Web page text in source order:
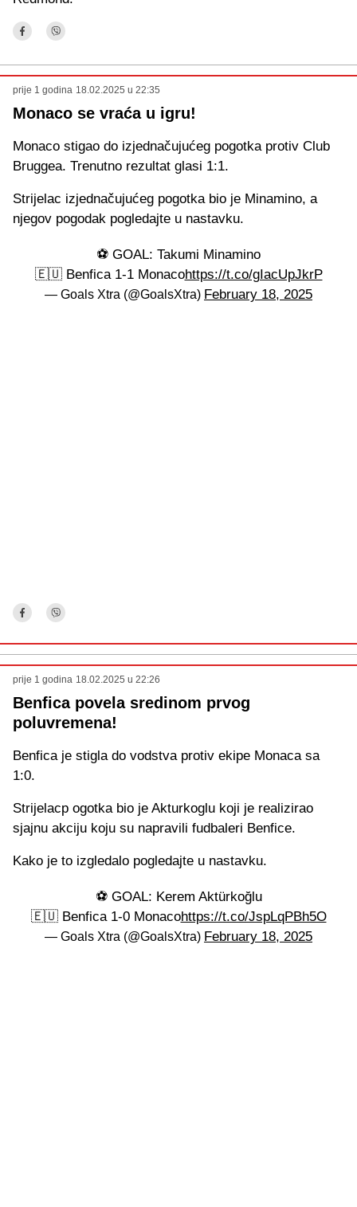
prije 1 godina 18.02.2025 u 22:35
Monaco se vraća u igru!
Monaco stigao do izjednačujućeg pogotka protiv Club
Bruggea. Trenutno rezultat glasi 1:1.
Strijelac izjednačujućeg pogotka bio je Minamino, a
njegov pogodak pogledajte u nastavku.
⚽️ GOAL: Takumi Minamino
🇪🇺 Benfica 1-1 Monacohttps://t.co/gIacUpJkrP
— Goals Xtra (@GoalsXtra) February 18, 2025
prije 1 godina 18.02.2025 u 22:26
Benfica povela sredinom prvog
poluvremena!
Benfica je stigla do vodstva protiv ekipe Monaca sa
1:0.
Strijelacp ogotka bio je Akturkoglu koji je realizirao
sjajnu akciju koju su napravili fudbaleri Benfice.
Kako je to izgledalo pogledajte u nastavku.
⚽️ GOAL: Kerem Aktürkoğlu
🇪🇺 Benfica 1-0 Monacohttps://t.co/JspLqPBh5O
— Goals Xtra (@GoalsXtra) February 18, 2025